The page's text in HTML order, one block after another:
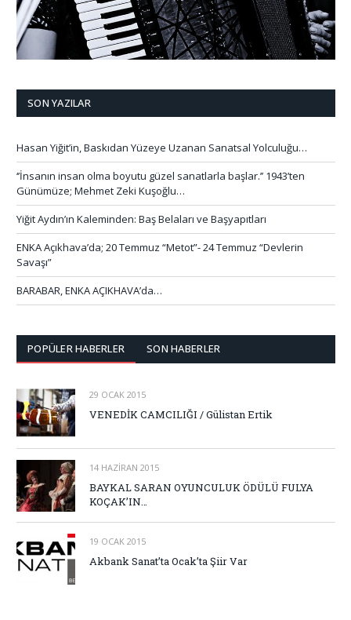
SON YAZILAR
Hasan Yiğit’in, Baskıdan Yüzeye Uzanan Sanatsal Yolculuğu…
‘’İnsanın insan olma boyutu güzel sanatlarla başlar.’’ 1943’ten
Günümüze; Mehmet Zeki Kuşoğlu…
Yiğit Aydın’ın Kaleminden: Baş Belaları ve Başyapıtları
ENKA Açıkhava’da; 20 Temmuz “Metot”- 24 Temmuz “Devlerin
Savaşı”
BARABAR, ENKA AÇIKHAVA’da…
POPÜLER HABERLER SON HABERLER
29 OCAK 2015
VENEDİK CAMCILIĞI / Gülistan Ertik
14 HAZIRAN 2015
BAYKAL SARAN OYUNCULUK ÖDÜLÜ FULYA
KOÇAK’IN…
19 OCAK 2015
Akbank Sanat’ta Ocak’ta Şiir Var